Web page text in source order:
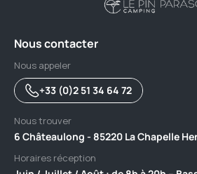
Nous contacter
Nous appeler
+33 (0)2 51 34 64 72
Nous trouver
6 Châteaulong - 85220 La Chapelle
Horaires réception